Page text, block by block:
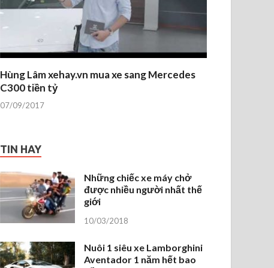
Hùng Lâm xehay.vn mua xe sang Mercedes
C300 tiền tỷ
07/09/2017
TIN HAY
Những chiếc xe máy chở
được nhiều người nhất thế
giới
10/03/2018
Nuôi 1 siêu xe Lamborghini
Aventador 1 năm hết bao